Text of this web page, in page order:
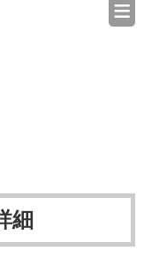
特定非営利活動法人（
≡
細